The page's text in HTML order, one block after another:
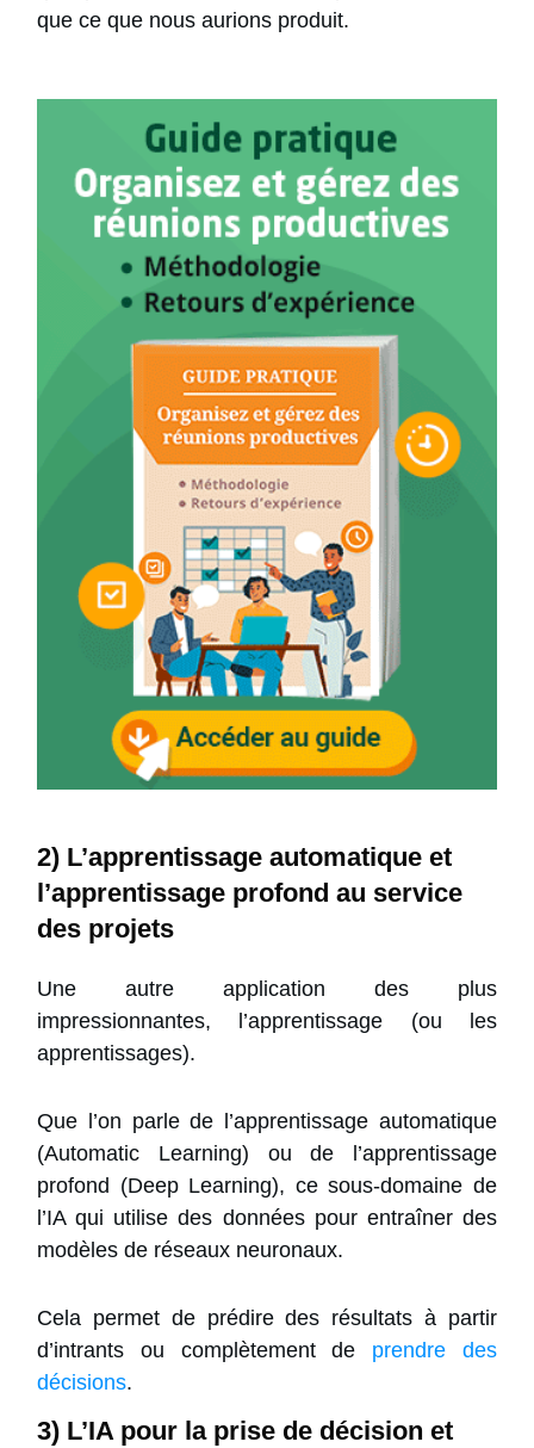
que ce que nous aurions produit.
2) L’apprentissage automatique et
l’apprentissage profond au service
des projets
Une autre application des plus
impressionnantes, l’apprentissage (ou les
apprentissages).
Que l’on parle de l’apprentissage automatique
(Automatic Learning) ou de l’apprentissage
profond (Deep Learning), ce sous-domaine de
l’IA qui utilise des données pour entraîner des
modèles de réseaux neuronaux.
Cela permet de prédire des résultats à partir
d’intrants ou complètement de prendre des
décisions.
3) L’IA pour la prise de décision et